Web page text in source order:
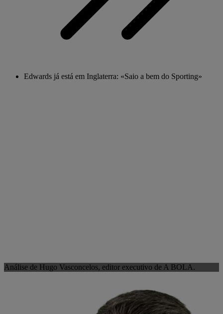
Edwards já está em Inglaterra: «Saio a bem do Sporting»
Análise de Hugo Vasconcelos, editor executivo de A BOLA.